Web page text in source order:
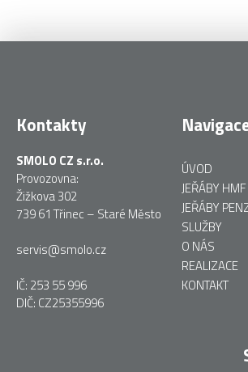
Kontakty
SMOLO CZ s.r.o.
Provozovna:
Žižkova 302
739 61 Třinec – Staré Město
servis@smolo.cz
IČ: 253 55 996
DIČ: CZ25355996
ÚVOD
JEŘÁBY HMF
JEŘÁBY
SLUŽBY
O NÁS
REALIZACE
KONTAKT